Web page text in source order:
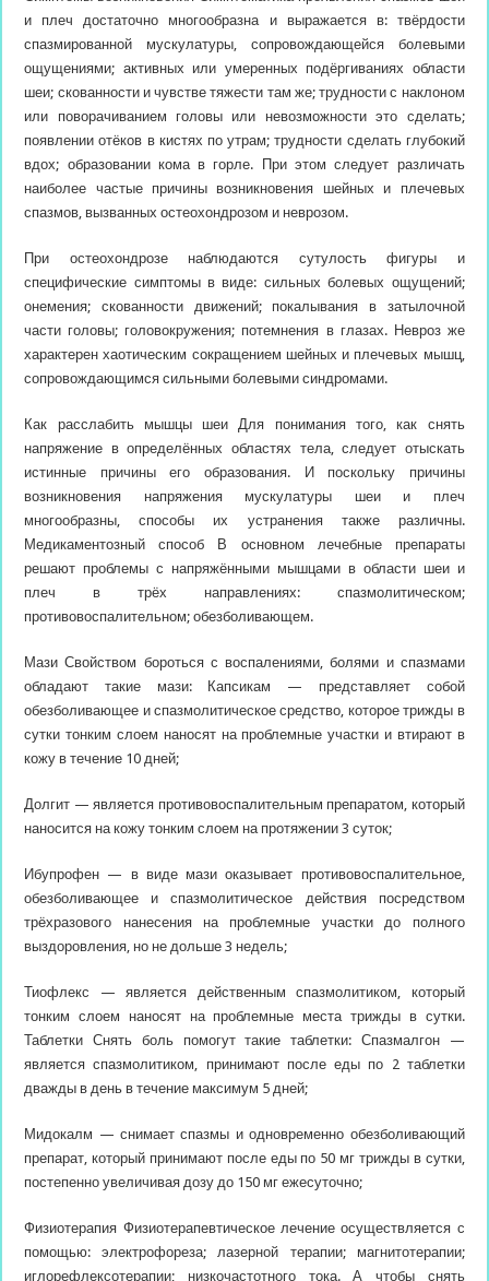
и плеч достаточно многообразна и выражается в: твёрдости
спазмированной мускулатуры, сопровождающейся болевыми
ощущениями; активных или умеренных подёргиваниях области
шеи; скованности и чувстве тяжести там же; трудности с наклоном
или поворачиванием головы или невозможности это сделать;
появлении отёков в кистях по утрам; трудности сделать глубокий
вдох; образовании кома в горле. При этом следует различать
наиболее частые причины возникновения шейных и плечевых
спазмов, вызванных остеохондрозом и неврозом.
При остеохондрозе наблюдаются сутулость фигуры и
специфические симптомы в виде: сильных болевых ощущений;
онемения; скованности движений; покалывания в затылочной
части головы; головокружения; потемнения в глазах. Невроз же
характерен хаотическим сокращением шейных и плечевых мышц,
сопровождающимся сильными болевыми синдромами.
Как расслабить мышцы шеи Для понимания того, как снять
напряжение в определённых областях тела, следует отыскать
истинные причины его образования. И поскольку причины
возникновения напряжения мускулатуры шеи и плеч
многообразны, способы их устранения также различны.
Медикаментозный способ В основном лечебные препараты
решают проблемы с напряжёнными мышцами в области шеи и
плеч в трёх направлениях: спазмолитическом;
противовоспалительном; обезболивающем.
Мази Свойством бороться с воспалениями, болями и спазмами
обладают такие мази: Капсикам — представляет собой
обезболивающее и спазмолитическое средство, которое трижды в
сутки тонким слоем наносят на проблемные участки и втирают в
кожу в течение 10 дней;
Долгит — является противовоспалительным препаратом, который
наносится на кожу тонким слоем на протяжении 3 суток;
Ибупрофен — в виде мази оказывает противовоспалительное,
обезболивающее и спазмолитическое действия посредством
трёхразового нанесения на проблемные участки до полного
выздоровления, но не дольше 3 недель;
Тиофлекс — является действенным спазмолитиком, который
тонким слоем наносят на проблемные места трижды в сутки.
Таблетки Снять боль помогут такие таблетки: Спазмалгон —
является спазмолитиком, принимают после еды по 2 таблетки
дважды в день в течение максимум 5 дней;
Мидокалм — снимает спазмы и одновременно обезболивающий
препарат, который принимают после еды по 50 мг трижды в сутки,
постепенно увеличивая дозу до 150 мг ежесуточно;
Физиотерапия Физиотерапевтическое лечение осуществляется с
помощью: электрофореза; лазерной терапии; магнитотерапии;
иглорефлексотерапии; низкочастотного тока. А чтобы снять